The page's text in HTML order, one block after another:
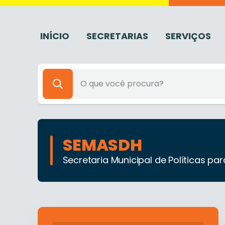
INÍCIO SECRETARIAS SERVIÇOS
SEMASDH
Secretaria Municipal de Políticas